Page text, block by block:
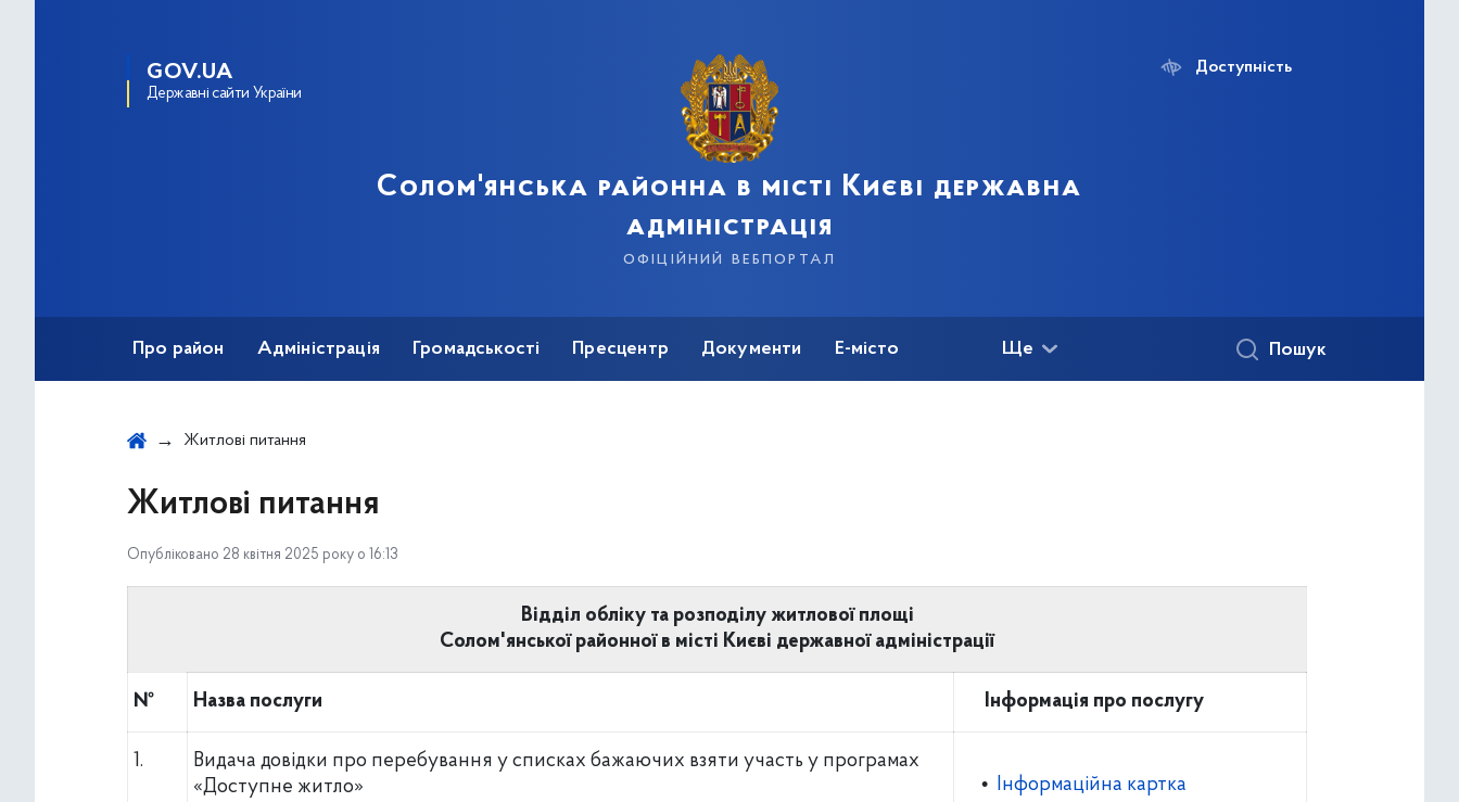
GOV.UA
Державні сайти України
Солом'янська районна в місті Києві державна
адміністрація
офіційний вебпортал
Доступність
Про район Адміністрація Громадськості Пресцентр Документи Е-місто Ще Пошук
Житлові питання
Житлові питання
Опубліковано 28 квітня 2025 року о 16:13
Відділ обліку та розподілу житлової площі
Солом'янської районної в місті Києві державної адміністрації
№ Назва послуги Інформація про послугу
1.
Видача довідки про перебування у списках бажаючих взяти участь у програмах
«Доступне житло»
• Інформаційна картка